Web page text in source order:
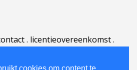
. licentieovereenkomst.
Español | Português